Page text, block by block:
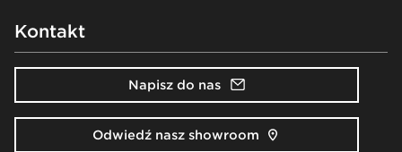
Kontakt
Napisz do nas
Odwiedź nasz showroom